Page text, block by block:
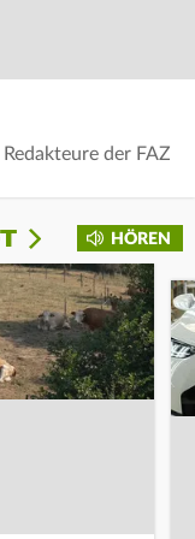
der FAZ
HÖREN